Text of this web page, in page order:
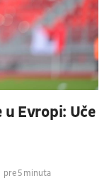
Evropi: Uče
pre 5 minuta